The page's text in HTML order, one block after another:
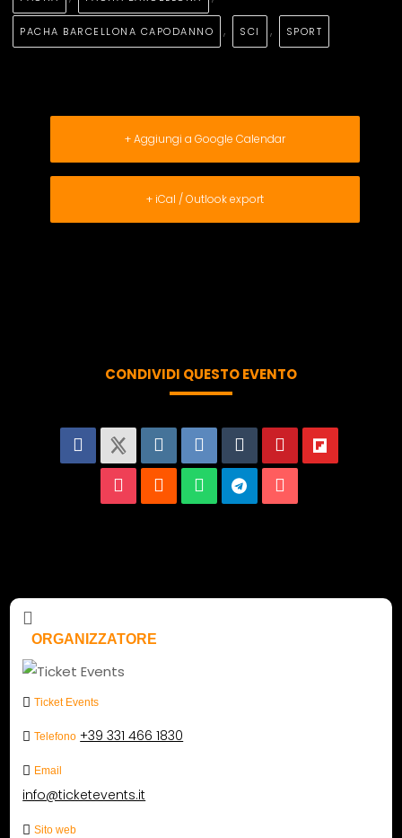
PACHA BARCELLONA CAPODANNO , SCI , SPORT
+ Aggiungi a Google Calendar
+ iCal / Outlook export
CONDIVIDI QUESTO EVENTO
ORGANIZZATORE
Ticket Events
Telefono +39 331 466 1830
Email
info@ticketevents.it
Sito web